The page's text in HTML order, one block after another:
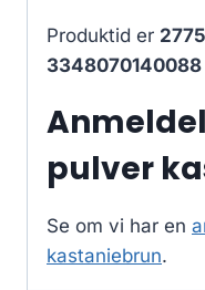
Produktid er 2775
3348070140088
pulver
Se om vi har en
kastaniebrun.